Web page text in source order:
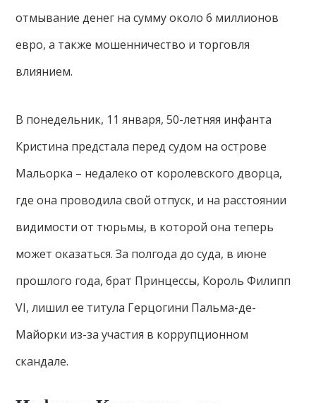
отмывание денег на сумму около 6 миллионов
евро, а также мошенничество и торговля
влиянием.
В понедельник, 11 января, 50-летняя инфанта
Кристина предстала перед судом на острове
Мальорка – недалеко от королевского дворца,
где она проводила свой отпуск, и на расстоянии
видимости от тюрьмы, в которой она теперь
может оказаться. За полгода до суда, в июне
прошлого года, брат Принцессы, Король Филипп
VI, лишил ее титула Герцогини Пальма-де-
Майорки из-за участия в коррупционном
скандале.